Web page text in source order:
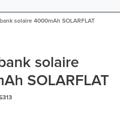
solaire 4000mAh SOLARFLAT
solaire
SOLARFLAT